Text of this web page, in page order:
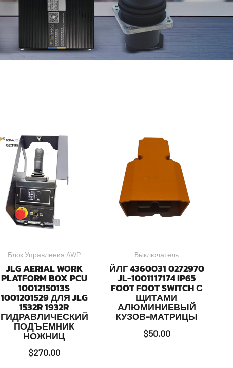
Блок Управления AWP
JLG AERIAL WORK
PLATFORM BOX PCU
1001215013S
1001201529 ДЛЯ JLG
1532R 1932R
ГИДРАВЛИЧЕСКИЙ
ПОДЪЕМНИК
НОЖНИЦ
$270.00
Выключатель
ЙЛГ 4360031 0272970
JL-1001117174 IP65
FOOT FOOT SWITCH С
ЩИТАМИ
АЛЮМИНИЕВЫЙ
КУЗОВ-МАТРИЦЫ
$50.00